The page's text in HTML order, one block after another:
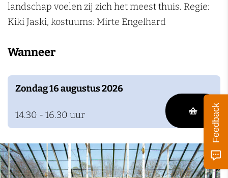
T
r
u
s
u
s
landschap voelen zij zich het meest thuis. Regie:
Kiki Jaski, kostuums: Mirte Engelhard
Wanneer
Zondag 16 augustus 2026
14.30 - 16.30 uur Feedback